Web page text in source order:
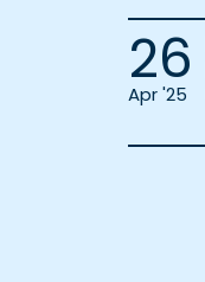
26
Apr '25